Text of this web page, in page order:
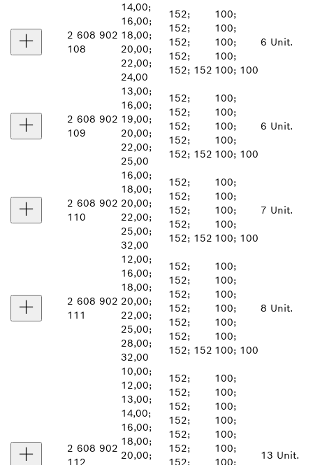
2 608 902
108
14,00;
16,00;
18,00;
20,00;
22,00;
24,00
152;
152;
152;
152;
152; 152
100;
100;
100;
100;
100; 100
6 Unit.
2 608 902
109
13,00;
16,00;
19,00;
20,00;
22,00;
25,00
152;
152;
152;
152;
152; 152
100;
100;
100;
100;
100; 100
6 Unit.
2 608 902
110
16,00;
18,00;
20,00;
22,00;
25,00;
32,00
152;
152;
152;
152;
152; 152
100;
100;
100;
100;
100; 100
7 Unit.
2 608 902
111
12,00;
16,00;
18,00;
20,00;
22,00;
25,00;
28,00;
32,00
152;
152;
152;
152;
152;
152;
152; 152
100;
100;
100;
100;
100;
100;
100; 100
8 Unit.
2 608 902
112
10,00;
12,00;
13,00;
14,00;
16,00;
18,00;
20,00;
152;
152;
152;
152;
152;
152;
152;
100;
100;
100;
100;
100;
100;
100;
13 Unit.